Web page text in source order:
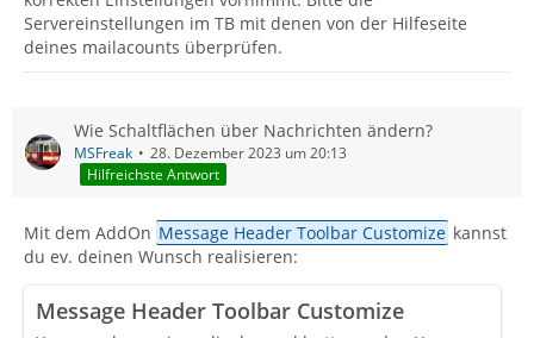
Servereinstellungen im TB mit denen von der Hilfeseite
deines mailacounts überprüfen.
Wie Schaltflächen über Nachrichten ändern?
MSFreak
28. Dezember 2023 um 20:13
Hilfreichste Antwort
Mit dem AddOn Message Header Toolbar Customize kannst
du ev. deinen Wunsch realisieren:
Message Header Toolbar Customize